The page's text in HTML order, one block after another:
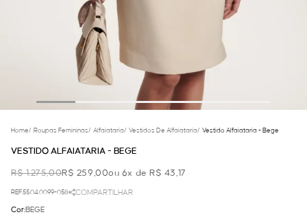
Home/ Roupas Femininas/ Alfaiataria/ Vestidos De Alfaiataria/ Vestido Alfaiataria - Bege
VESTIDO ALFAIATARIA - BEGE
R$ 1.275,00R$ 259,00ou 6x de R$ 43,17
REF.55.04.0099-058 COMPARTILHAR
Cor:BEGE